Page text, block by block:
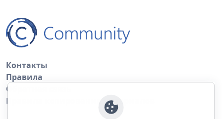
Контакты
Правила
Обратная связь
Правила копирования материалов